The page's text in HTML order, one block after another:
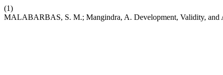
(1)
MALABARBAS, S. M.; Mangindra, A. Development, Validity, and